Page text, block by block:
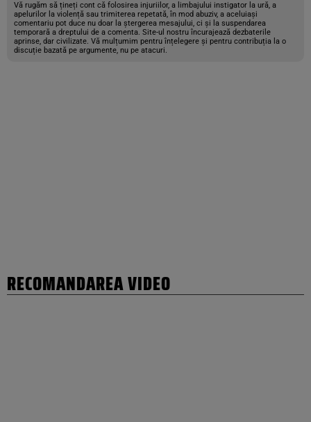
Vă rugăm să țineți cont că folosirea injuriilor, a limbajului instigator la ură, a
apelurilor la violență sau trimiterea repetată, în mod abuziv, a aceluiași
comentariu pot duce nu doar la ștergerea mesajului, ci și la suspendarea
temporară a dreptului de a comenta. Site-ul nostru încurajează dezbaterile
aprinse, dar civilizate. Vă mulțumim pentru înțelegere și pentru contribuția la o
discuție bazată pe argumente, nu pe atacuri.
RECOMANDAREA VIDEO